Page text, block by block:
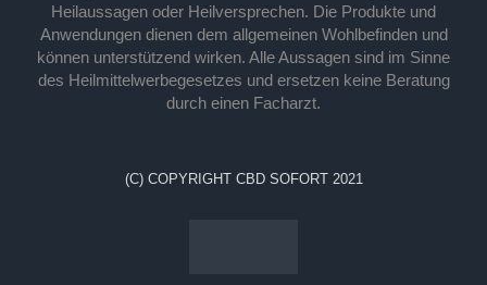
Heilaussagen oder Heilversprechen. Die Produkte und
Anwendungen dienen dem allgemeinen Wohlbefinden und
können unterstützend wirken. Alle Aussagen sind im Sinne
des Heilmittelwerbegesetzes und ersetzen keine Beratung
durch einen Facharzt.
(C) COPYRIGHT CBD SOFORT 2021